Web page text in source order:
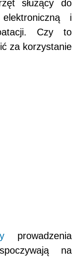
służący do
i
Czy to
za korzystanie
prowadzenia
na